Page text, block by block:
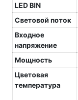
LED BIN
Световой поток
Входное
напряжение
Мощность
Цветовая
температура